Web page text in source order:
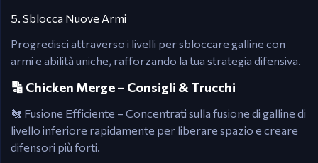
5. Sblocca Nuove Armi
Progredisci attraverso i livelli per sbloccare galline con
armi e abilità uniche, rafforzando la tua strategia difensiva.
🔡 Chicken Merge – Consigli & Trucchi
🐔 Fusione Efficiente – Concentrati sulla fusione di galline di
livello inferiore rapidamente per liberare spazio e creare
difensori più forti.